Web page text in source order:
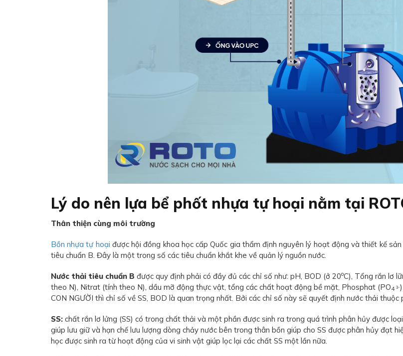
Lý do nên lựa bể phốt nhựa tự hoại nằm tại
Thân thiện cùng môi trường
Bồn nhựa tự hoại được hội đồng khoa học cấp Quốc gia thẩm định nguyên lý hoạt động và thiết kế
tiêu chuẩn B. Đây là một trong số các tiêu chuẩn khắt khe về quản lý nguồn nước.
Nước thải tiêu chuẩn B được quy định phải có đầy đủ các chỉ số như: pH, BOD (ở 20oC), Tổng rắn lơ
theo N), Nitrat (tính theo N), dầu mỡ động thực vật, tổng các chất hoạt động bề mặt, Phosphat (PO4 3-
CON NGƯỜI thì chỉ số về SS, BOD là quan trọng nhất. Bởi các chỉ số này sẽ quyết định nước thải thuộc
SS: chất rắn lơ lửng (SS) có trong chất thải và một phần được sinh ra trong quá trình phân hủy được
giúp lưu giữ và hạn chế lưu lượng dòng chảy nước bên trong thân bồn giúp cho SS được phân hủy đạt
học được sinh ra từ hoạt động của vi sinh vật giúp lọc lại các chất SS một lần nữa.